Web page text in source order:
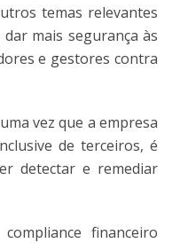
temas relevantes
mais segurança às
e gestores contra
vez que a empresa
de terceiros, é
detectar e remediar
financeiro